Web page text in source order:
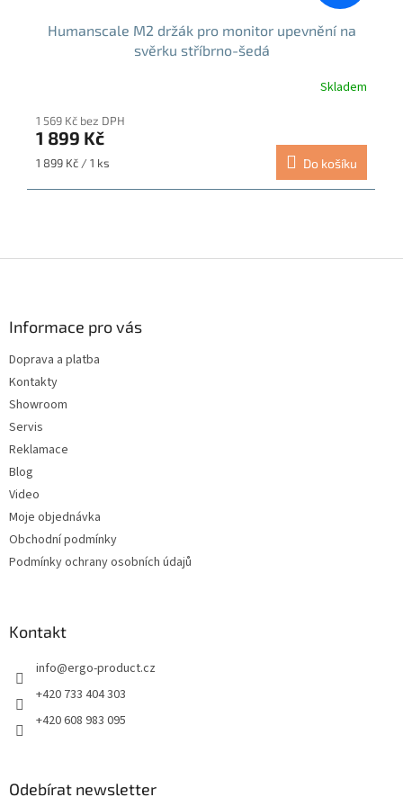
Humanscale M2 držák pro monitor upevnění na
svěrku stříbrno-šedá
Skladem
1 569 Kč bez DPH
1 899 Kč
Měrná
1 899 Kč / 1 ks Do košíku
Informace pro vás
Doprava a platba
Kontakty
Showroom
Servis
Reklamace
Blog
Video
Moje objednávka
Obchodní podmínky
Podmínky ochrany osobních údajů
Kontakt
info@ergo-product.cz
+420 733 404 303
+420 608 983 095
Odebírat newsletter